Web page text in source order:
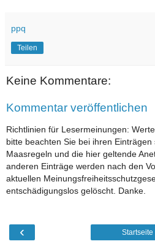
ppq
Teilen
Keine Kommentare:
Kommentar veröffentlichen
Richtlinien für Lesermeinungen:
bitte beachten Sie bei ihren Einträgen
Maasregeln und die hier geltende
anderen Einträge werden nach den
aktuellen
entschädigungslos gelöscht. Danke.
‹ Startseite